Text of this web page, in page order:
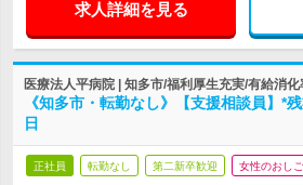
求人詳細を見る
医療法人平病院 | 知多市/福利厚生充実/有給消
《知多市・転勤なし》【支援相談員】*
日
正社員 転勤なし 第二新卒歓迎 女性のおし